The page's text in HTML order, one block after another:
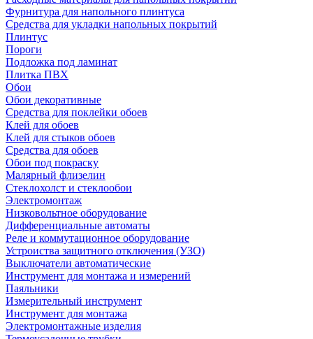
Фурнитура для напольного плинтуса
Средства для укладки напольных покрытий
Плинтус
Пороги
Подложка под ламинат
Плитка ПВХ
Обои
Обои декоративные
Средства для поклейки обоев
Клей для обоев
Клей для стыков обоев
Средства для обоев
Обои под покраску
Малярный флизелин
Стеклохолст и стеклообои
Электромонтаж
Низковольтное оборудование
Дифференциальные автоматы
Реле и коммутационное оборудование
Устроиства защитного отключения (УЗО)
Выключатели автоматические
Инструмент для монтажа и измерений
Паяльники
Измерительный инструмент
Инструмент для монтажа
Электромонтажные изделия